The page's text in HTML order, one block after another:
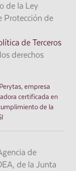
de la Ley
Protección de
de Terceros
derechos
de
de la Junta